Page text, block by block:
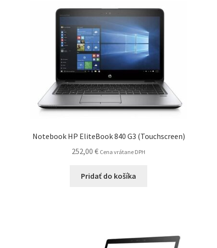
Notebook HP EliteBook 840 G3 (Touchscreen)
252,00 € Cena vrátane DPH
Pridať do košíka